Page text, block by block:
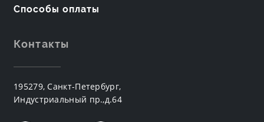
Способы оплаты
Контакты
195279, Санкт-Петербург,
Индустриальный пр.,д.64